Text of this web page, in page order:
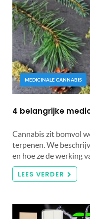
MEDICINALE CANNABIS
4 belangrijke
Cannabis zit bomvol
terpenen. We
en hoe ze de werking
LEES VERDER